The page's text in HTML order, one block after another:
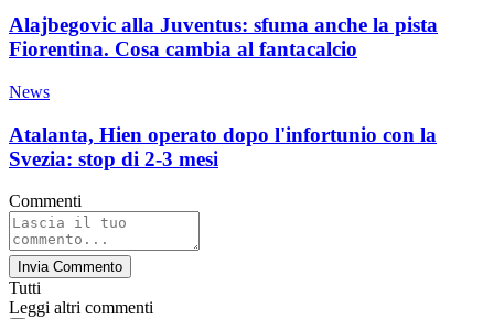
Alajbegovic alla Juventus: sfuma anche la pista
Fiorentina. Cosa cambia al fantacalcio
News
Atalanta, Hien operato dopo l'infortunio con la
Svezia: stop di 2-3 mesi
Commenti
Invia Commento
Tutti
Leggi altri commenti